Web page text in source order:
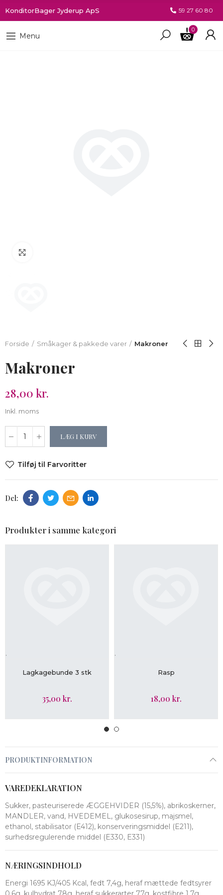
KonditorBager Jyderup ApS 59 27 60 80
Menu
0
Forside Småkager & pakkede varer Makroner
Makroner
28,00 kr.
Inkl. moms
LÆG I KURV
Tilføj til Farvoritter
Produkter i samme kategori
LÆG I KURV
.
Lagkagebunde 3 stk
35,00 kr.
LÆG I KURV
.
Rasp
18,00 kr.
PRODUKTINFORMATION
VAREDEKLARATION
Sukker, pasteuriserede ÆGGEHVIDER (15,5%), abrikoskerner,
MANDLER, vand, HVEDEMEL, glukosesirup, majsmel,
ethanol, stabilisator (E412), konserveringsmiddel (E211),
surhedsregulerende middel (E330, E331)
NÆRINGSINDHOLD
Energi 1695 KJ/405 Kcal, fedt 7,4g, heraf mættede fedtsyrer